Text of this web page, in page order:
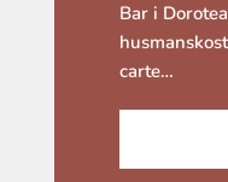
Bar i
carte…